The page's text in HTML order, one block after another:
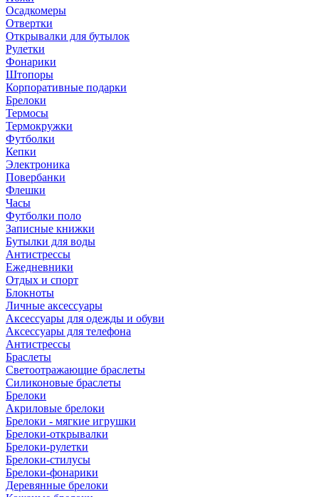
Осадкомеры
Отвертки
Открывалки для бутылок
Рулетки
Фонарики
Штопоры
Корпоративные подарки
Брелоки
Термосы
Термокружки
Футболки
Кепки
Электроника
Повербанки
Флешки
Часы
Футболки поло
Записные книжки
Бутылки для воды
Антистрессы
Ежедневники
Отдых и спорт
Блокноты
Личные аксессуары
Аксессуары для одежды и обуви
Аксессуары для телефона
Антистрессы
Браслеты
Светоотражающие браслеты
Силиконовые браслеты
Брелоки
Акриловые брелоки
Брелоки - мягкие игрушки
Брелоки-открывалки
Брелоки-рулетки
Брелоки-стилусы
Брелоки-фонарики
Деревянные брелоки